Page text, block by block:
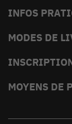
INFOS
Blog
L'équipe du King
Livraison
MODES DE
Abonnez-vous et
MOYENS DE